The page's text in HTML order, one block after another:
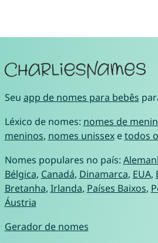
Seu app de nomes para bebês
Léxico de nomes: nomes de
meninos, nomes unissexetodos
Nomes populares no país:
Bélgica, Canadá, Dinamarca, EUA,
Bretanha, Irlanda, Países Baixos,
Áustria
Gerador de nomes